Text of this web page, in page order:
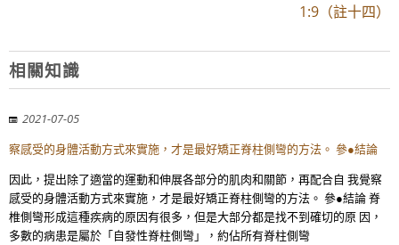
1:9（註十四）
相關知識
2021-07-05
察感受的身體活動方式來實施，才是最好矯正脊柱側彎的方法。 參●結論
因此，提出除了適當的運動和伸展各部分的肌肉和關節，再配合自 我覺察
感受的身體活動方式來實施，才是最好矯正脊柱側彎的方法。 參●結論 脊
椎側彎形成這種疾病的原因有很多，但是大部分都是找不到確切的原 因，
多數的病患是屬於「自發性脊柱側彎」，約佔所有脊柱側彎